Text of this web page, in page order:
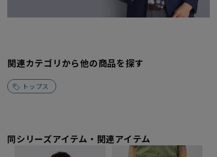
関連カテゴリから他の商品を探す
トップス
同シリーズアイテム・関連アイテム